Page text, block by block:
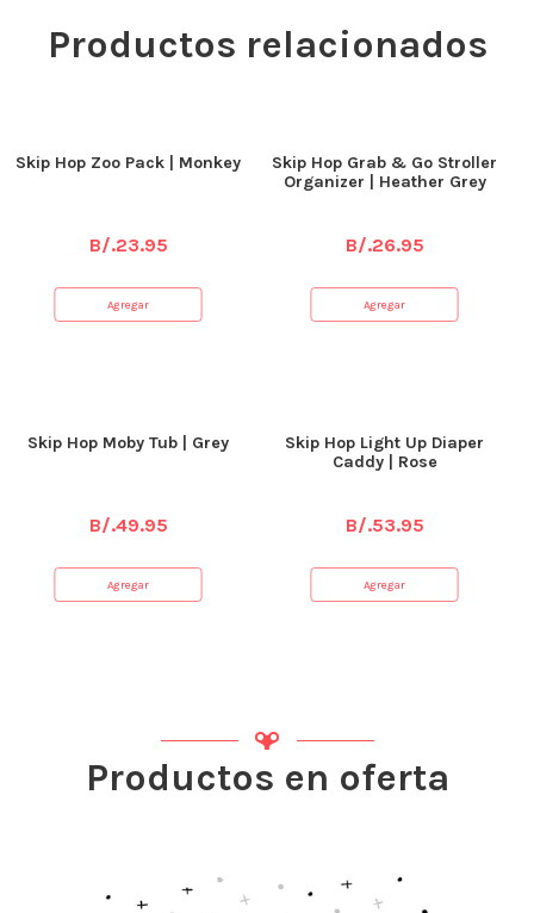
Productos relacionados
Skip Hop Zoo Pack | Monkey
B/.23.95
Agregar
Skip Hop Grab & Go Stroller
Organizer | Heather Grey
B/.26.95
Agregar
Skip Hop Moby Tub | Grey
B/.49.95
Agregar
Skip Hop Light Up Diaper
Caddy | Rose
B/.53.95
Agregar
Productos en oferta